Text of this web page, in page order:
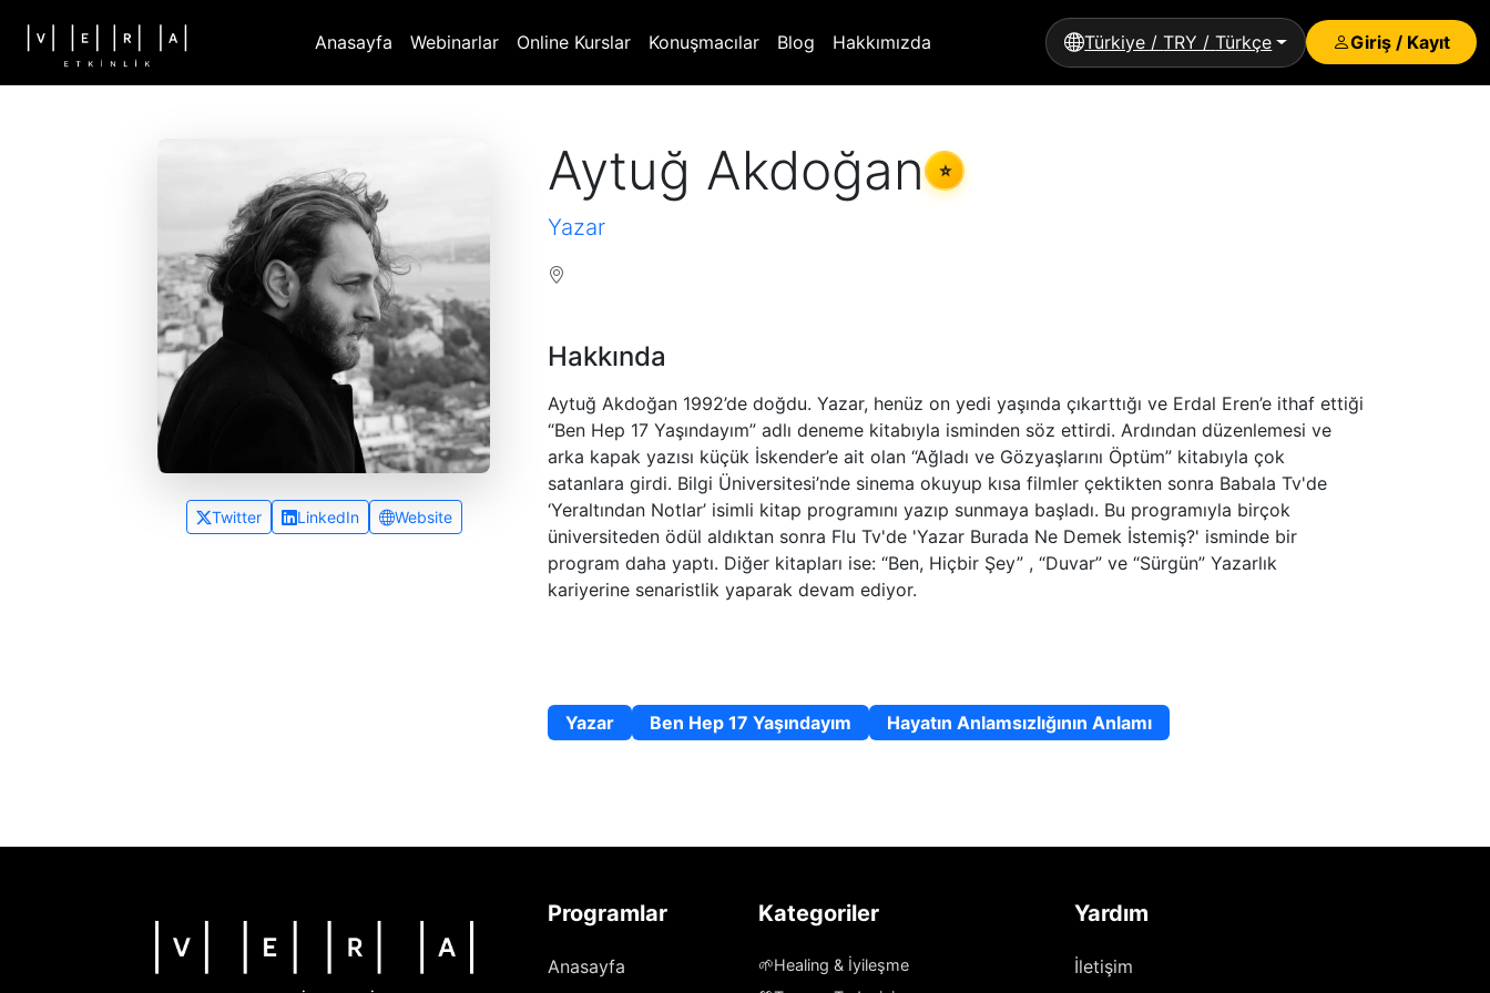
Anasayfa Webinarlar Online Kurslar Konuşmacılar Blog Hakkımızda Türkiye / TRY / Türkçe Giriş / Kayıt
Twitter LinkedIn Website
Aytuğ Akdoğan ⭐
Yazar
Hakkında
Aytuğ Akdoğan 1992’de doğdu. Yazar, henüz on yedi yaşında çıkarttığı ve Erdal Eren’e ithaf ettiği
“Ben Hep 17 Yaşındayım” adlı deneme kitabıyla isminden söz ettirdi. Ardından düzenlemesi ve
arka kapak yazısı küçük İskender’e ait olan “Ağladı ve Gözyaşlarını Öptüm” kitabıyla çok
satanlara girdi. Bilgi Üniversitesi’nde sinema okuyup kısa filmler çektikten sonra Babala Tv'de
‘Yeraltından Notlar’ isimli kitap programını yazıp sunmaya başladı. Bu programıyla birçok
üniversiteden ödül aldıktan sonra Flu Tv'de 'Yazar Burada Ne Demek İstemiş?' isminde bir
program daha yaptı. Diğer kitapları ise: “Ben, Hiçbir Şey” , “Duvar” ve “Sürgün” Yazarlık
kariyerine senaristlik yaparak devam ediyor.
Yazar Ben Hep 17 Yaşındayım Hayatın Anlamsızlığının Anlamı
Programlar
Anasayfa
Kategoriler
🌱Healing & İyileşme
Yardım
İletişim